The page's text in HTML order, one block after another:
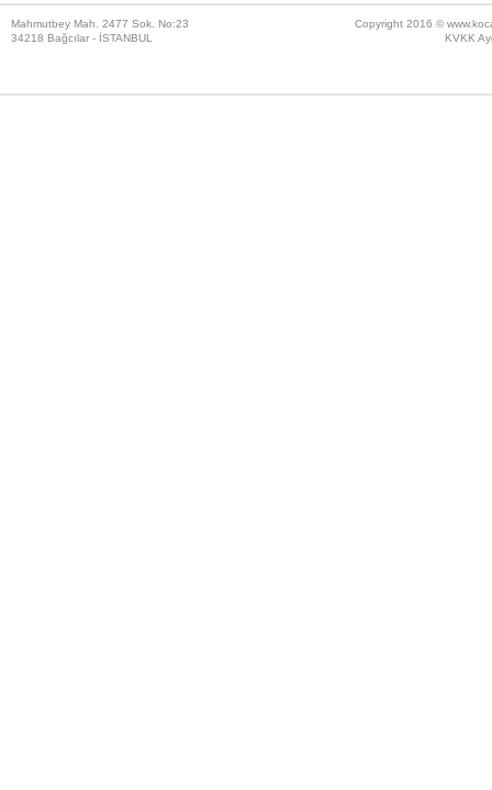
Mahmutbey Mah. 2477 Sok. No:23
34218 Bağcılar - İSTANBUL
Copyright 2016 ©
KVKK